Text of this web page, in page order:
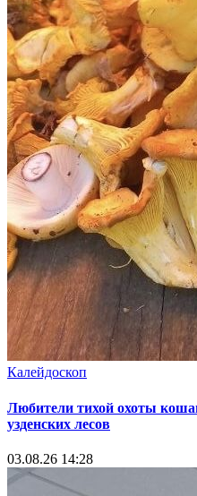
Калейдоскоп
Любители тихой охоты
узденских лесов
03.08.26 14:28